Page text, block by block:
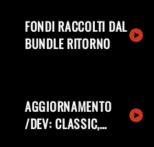
FONDI RACCOLTI DAL
BUNDLE RITORNO
AGGIORNAMENTO
/DEV: CLASSIC,